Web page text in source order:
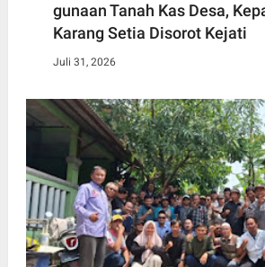
gunaan Tanah Kas Desa,
Karang Setia Disorot Kejati
Juli 31, 2026